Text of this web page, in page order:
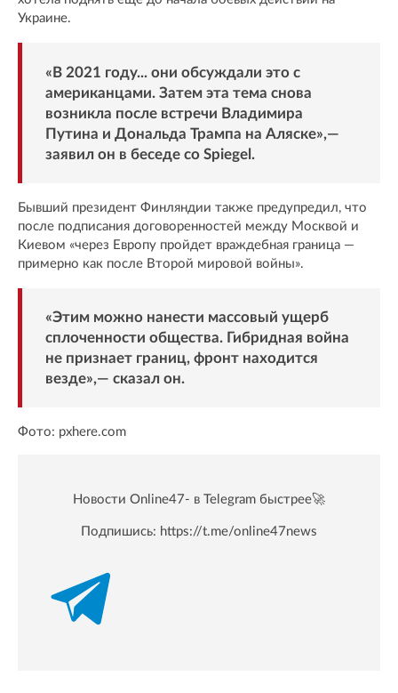
Украине.
«В 2021 году... они обсуждали это с
американцами. Затем эта тема снова
возникла после встречи Владимира
Путина и Дональда Трампа на Аляске»,—
заявил он в беседе со Spiegel .
Бывший президент Финляндии также предупредил, что
после подписания договоренностей между Москвой и
Киевом «через Европу пройдет враждебная граница —
примерно как после Второй мировой войны».
«Этим можно нанести массовый ущерб
сплоченности общества. Гибридная война
не признает границ, фронт находится
везде»,— сказал он.
Фото: pxhere.com
Новости Online47- в Telegram быстрее🚀
Подпишись: https://t.me/online47news